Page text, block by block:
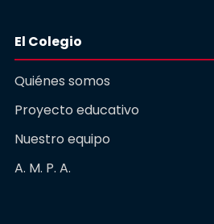
El Colegio
Quiénes somos
Proyecto educativo
Nuestro equipo
A. M. P. A.